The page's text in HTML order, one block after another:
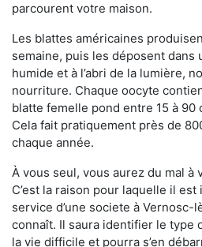
parcourent votre maison.
Les blattes américaines
semaine, puis les déposent dans
humide et à l’abri de la lumière,
nourriture. Chaque oocyte
blatte femelle pond entre 15 à 90
Cela fait pratiquement près de
chaque année.
À vous seul, vous aurez du mal à
C’est la raison pour laquelle il
service d’une societe à Vernosc-
connaît. Il saura identifier le type
la vie difficile et pourra s’en